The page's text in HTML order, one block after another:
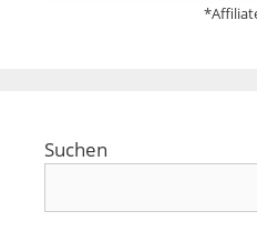
Suchen